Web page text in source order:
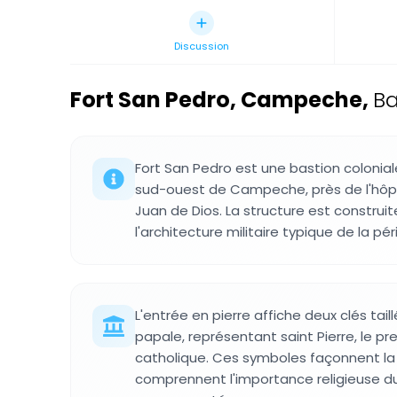
Discussion
Fort San Pedro, Campeche,
Fort San Pedro est une bastion
sud-ouest de Campeche, près de
Juan de Dios. La structure est
l'architecture militaire typique de la
L'entrée en pierre affiche deux clés
papale, représentant saint Pierre, le
catholique. Ces symboles façonnent
comprennent l'importance religieuse